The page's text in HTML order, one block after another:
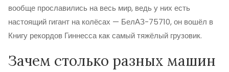
вообще прославились на весь мир, ведь у них есть
настоящий гигант на колёсах — БелАЗ-75710, он вошёл в
Книгу рекордов Гиннесса как самый тяжёлый грузовик.
Зачем столько разных машин